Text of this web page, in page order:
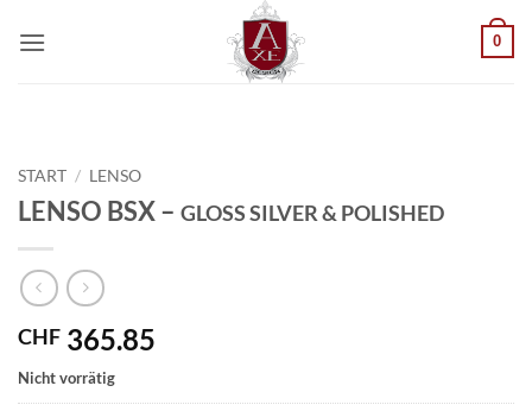
Inhalt
0
START / LENSO
LENSO BSX – GLOSS SILVER & POLISHED
CHF 365.85
Nicht vorrätig